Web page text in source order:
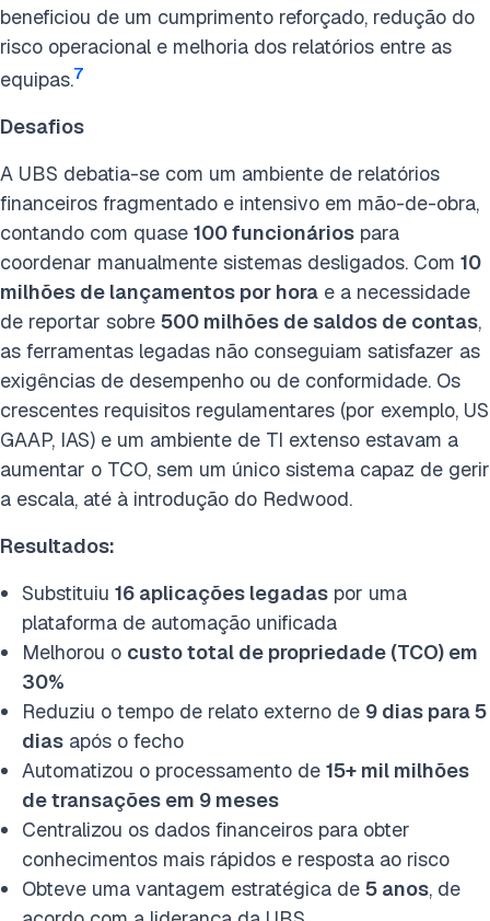
beneficiou de um cumprimento reforçado, redução do
risco operacional e melhoria dos relatórios entre as
equipas.7
Desafios
A UBS debatia-se com um ambiente de relatórios
financeiros fragmentado e intensivo em mão-de-obra,
contando com quase 100 funcionários para
coordenar manualmente sistemas desligados. Com 10
milhões de lançamentos por hora e a necessidade
de reportar sobre 500 milhões de saldos de contas,
as ferramentas legadas não conseguiam satisfazer as
exigências de desempenho ou de conformidade. Os
crescentes requisitos regulamentares (por exemplo, US
GAAP, IAS) e um ambiente de TI extenso estavam a
aumentar o TCO, sem um único sistema capaz de gerir
a escala, até à introdução do Redwood.
Resultados:
Substituiu 16 aplicações legadas por uma
plataforma de automação unificada
Melhorou o custo total de propriedade (TCO) em
30%
Reduziu o tempo de relato externo de 9 dias para 5
dias após o fecho
Automatizou o processamento de 15+ mil milhões
de transações em 9 meses
Centralizou os dados financeiros para obter
conhecimentos mais rápidos e resposta ao risco
Obteve uma vantagem estratégica de 5 anos, de